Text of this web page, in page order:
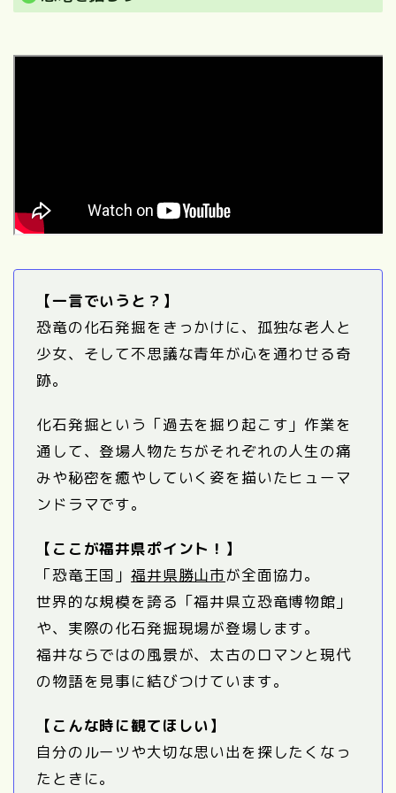
【一言でいうと？】
恐竜の化石発掘をきっかけに、孤独な老人と
少女、そして不思議な青年が心を通わせる奇
跡。
化石発掘という「過去を掘り起こす」作業を
通して、登場人物たちがそれぞれの人生の痛
みや秘密を癒やしていく姿を描いたヒューマ
ンドラマです。
【ここが福井県ポイント！】
「恐竜王国」福井県勝山市が全面協力。
世界的な規模を誇る「福井県立恐竜博物館」
や、実際の化石発掘現場が登場します。
福井ならではの風景が、太古のロマンと現代
の物語を見事に結びつけています。
【こんな時に観てほしい】
自分のルーツや大切な思い出を探したくなっ
たときに。